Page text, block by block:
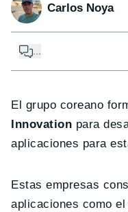
Carlos Noya
El grupo coreano
Innovation para
aplicaciones para
Estas empresas
aplicaciones como